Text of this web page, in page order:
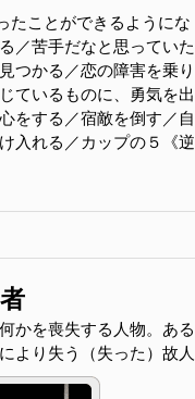
たことができるようにな
／苦手だなと思っていた
つかる／恋の障害を乗り
ているものに、勇気を出
をする／宿敵を倒す／自
入れる／カップの５《逆
かを喪失する人物。ある
より失う（失った）故人